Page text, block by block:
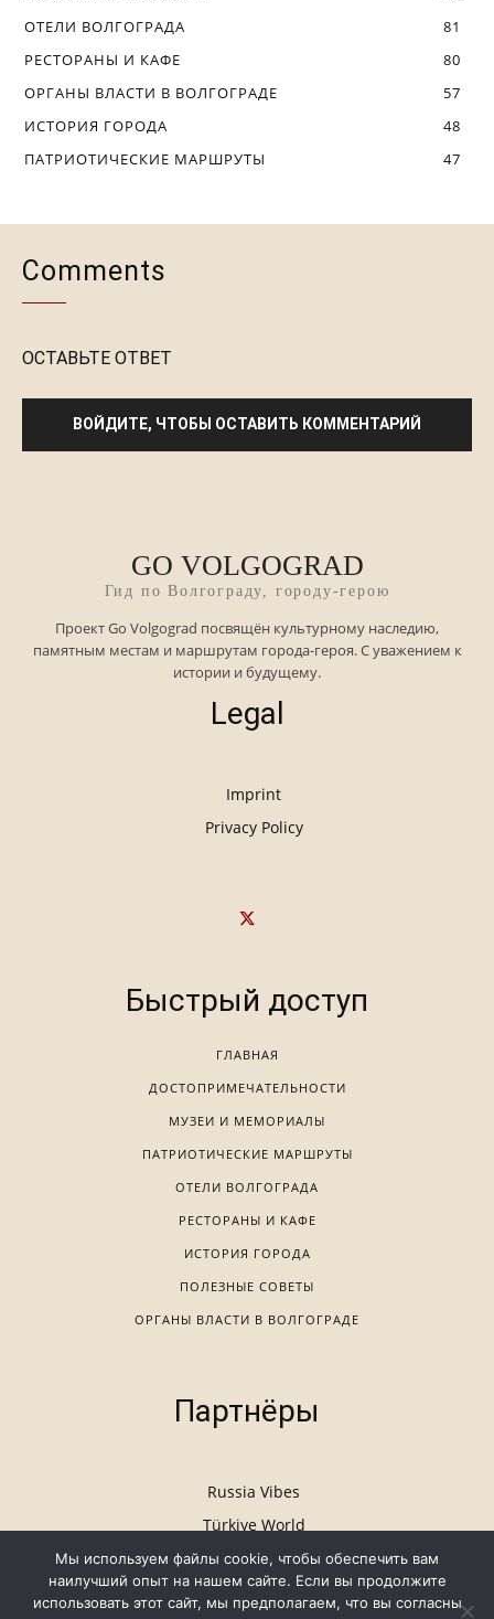
GO VOLGOGRAD
Гид по Волгограду, городу-герою
Проект Go Volgograd посвящён культурному наследию,
памятным местам и маршрутам города-героя. С уважением к
истории и будущему.
Legal
Imprint
Privacy Policy
Быстрый доступ
ГЛАВНАЯ
ДОСТОПРИМЕЧАТЕЛЬНОСТИ
МУЗЕИ И МЕМОРИАЛЫ
ПАТРИОТИЧЕСКИЕ МАРШРУТЫ
ОТЕЛИ ВОЛГОГРАДА
РЕСТОРАНЫ И КАФЕ
ИСТОРИЯ ГОРОДА
ПОЛЕЗНЫЕ СОВЕТЫ
ОРГАНЫ ВЛАСТИ В ВОЛГОГРАДЕ
Партнёры
Russia Vibes
Türkiye World
Мы используем файлы cookie, чтобы обеспечить вам
наилучший опыт на нашем сайте. Если вы продолжите
использовать этот сайт, мы предполагаем, что вы согласны